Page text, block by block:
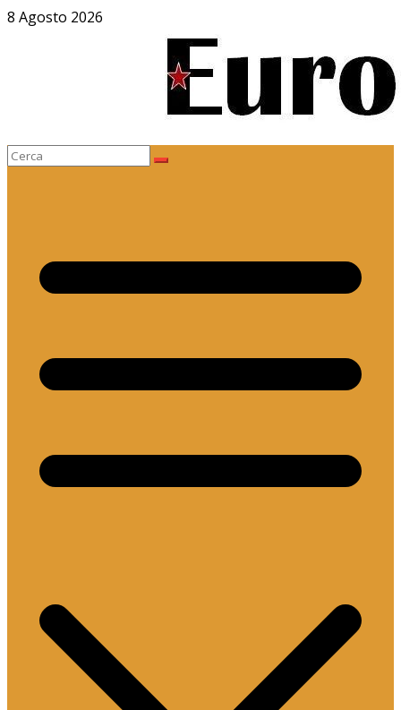
Salta
8 Agosto 2026